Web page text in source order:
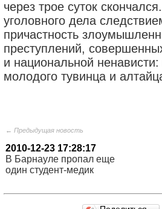
через трое суток
уголовного дела
причастность
преступлений,
и национальной
молодого тувинца и
← Предыдущая новость
2010-12-23 17:28:17
В Барнауле пропал еще
один студент-медик